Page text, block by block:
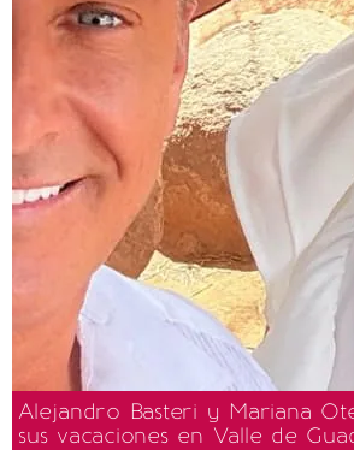
Alejandro Basteri y Mariana
sus vacaciones en Valle de